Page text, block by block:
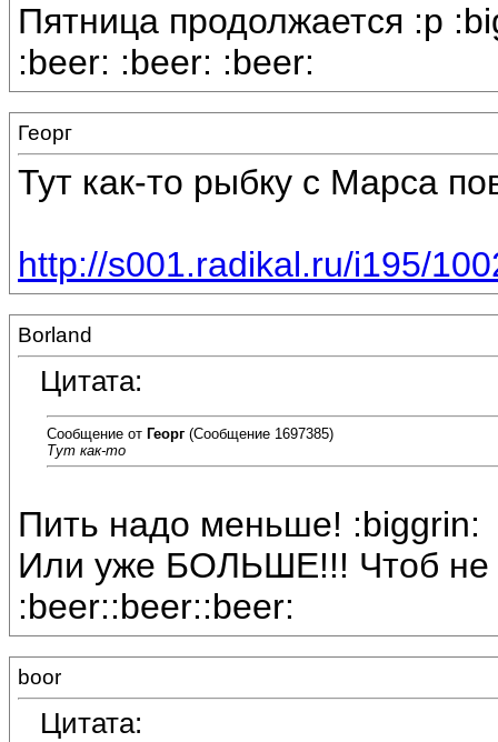
Пятница продолжается :p
:beer: :beer: :beer:
Георг
Тут как-то рыбку с Марса
http://s001.radikal.ru/i195/
Borland
Цитата:
Сообщение от Георг (Сообщение 1697385)
Тут как-то
Пить надо меньше! :biggrin:
Или уже БОЛЬШЕ!!! Чтоб не
:beer::beer::beer:
boor
Цитата: